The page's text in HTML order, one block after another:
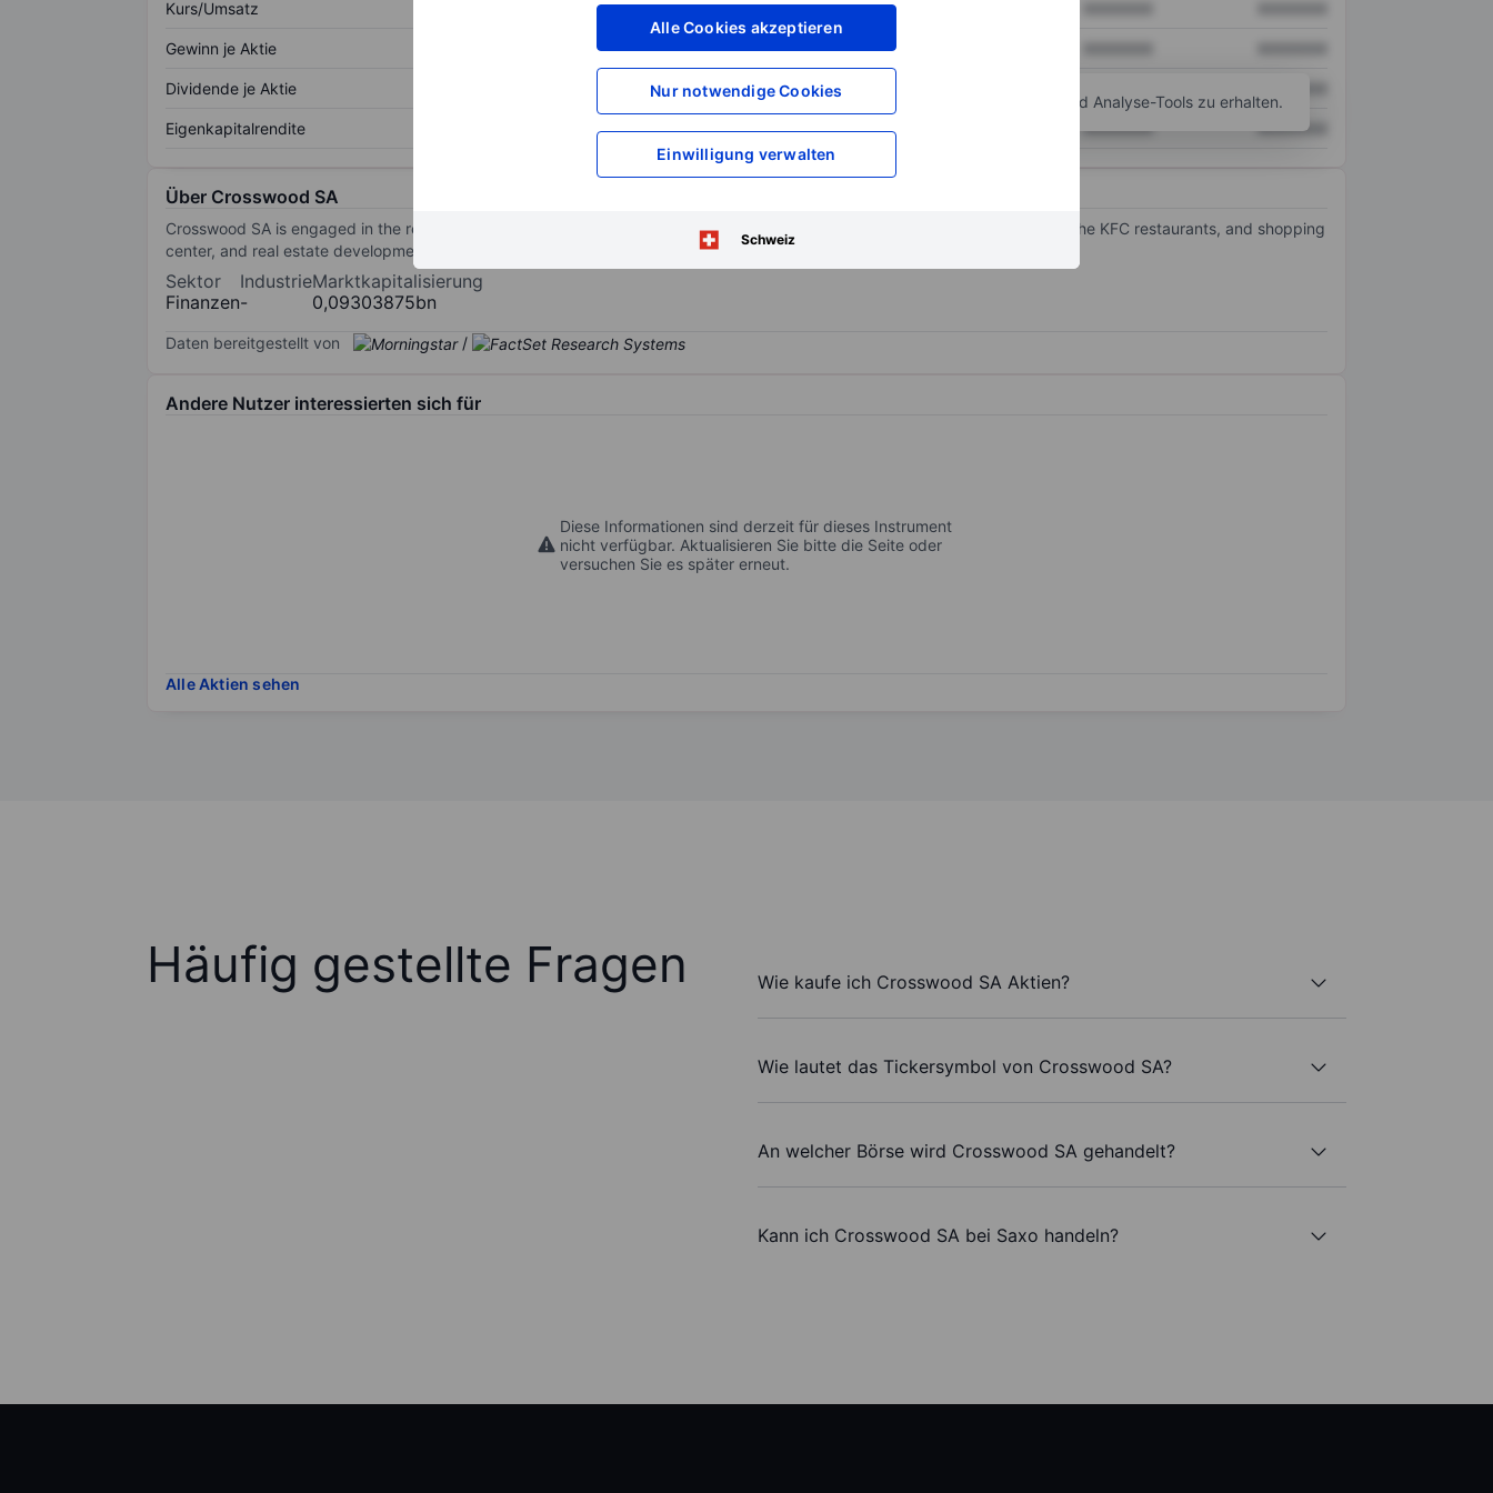
Alle Cookies akzeptieren
Nur notwendige Cookies
Einwilligung verwalten
Schweiz
Kurs/Umsatz XXXXXXX
Gewinn je Aktie XXXXXXX
Dividende je Aktie XXXXXXX
Eigenkapitalrendite XXXXXXX XXXXXXX XXXXXXX
Konto eröffnenum Zugriff auf mehr Diagramm- und Analyse-Tools zu erhalten.
Über Crosswood SA
Crosswood SA is engaged in the real estate business. The firm's activities are divided into real estate management including the KFC restaurants, and shopping
center, and real estate development. Its real estate portfolio consists of businesses, housing, and offices.
Sektor
Finanzen
Industrie
-
Marktkapitalisierung
0,09303875bn
Daten bereitgestellt von /
Andere Nutzer interessierten sich für
Diese Informationen sind derzeit für dieses Instrument
nicht verfügbar. Aktualisieren Sie bitte die Seite oder
versuchen Sie es später erneut.
Alle Aktien sehen
Häufig gestellte Fragen Wie kaufe ich Crosswood SA Aktien?
Wie lautet das Tickersymbol von Crosswood SA?
An welcher Börse wird Crosswood SA gehandelt?
Kann ich Crosswood SA bei Saxo handeln?